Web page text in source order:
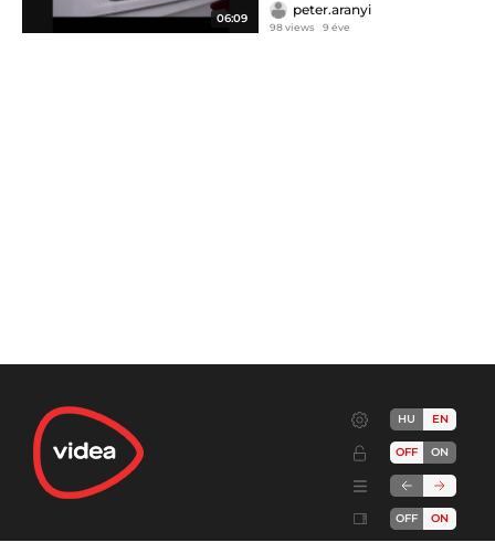
06:09
peter.aranyi
98 views 9 éve
HU EN
OFF ON
OFF ON